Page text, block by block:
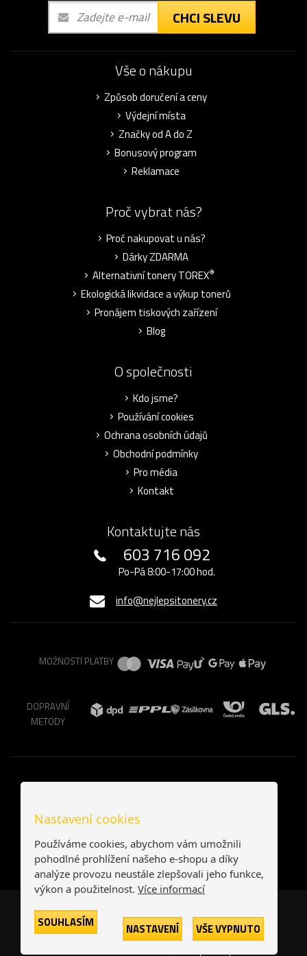
CHCI SLEVU
Vše o nákupu
Způsob doručení a ceny
Výdejní místa
Značky od A do Z
Bonusový program
Reklamace
Proč vybrat nás?
Proč nakupovat u nás?
Dárky ZDARMA
Alternativní tonery TOREX®
Ekologická likvidace a výkup tonerů
Pronájem tiskových zařízení
Blog
O společnosti
Kdo jsme?
Používání cookies
Ochrana osobních údajů
Obchodní podmínky
Pro média
Kontakt
Kontaktujte nás
603 716 092
Po-Pá 8:00-17:00 hod.
info@nejlepsitonery.cz
MOŽNOSTI PLATBY
DOPRAVNÍ
METODY
Česká republika Slovensko
© 2026 Printonia s.r.o. Všechna práva vyhrazena
Nastavení cookies
Používáme cookies, abychom vám umožnili
pohodlné prohlížení našeho e-shopu a díky
analýze provozu neustále zlepšovali jeho funkce,
výkon a použitelnost. Více informací
SOUHLASÍM NASTAVENÍ VŠE VYPNUTO